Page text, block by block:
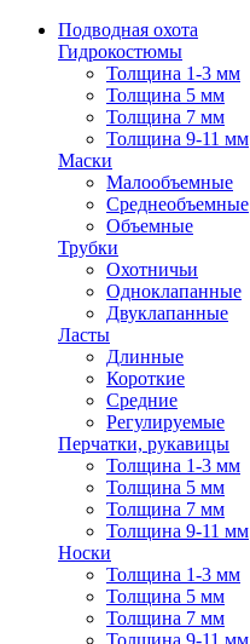
Подводная охота
Гидрокостюмы
Толщина 1-3 мм
Толщина 5 мм
Толщина 7 мм
Толщина 9-11 мм
Маски
Малообъемные
Среднеобъемные
Объемные
Трубки
Охотничьи
Одноклапанные
Двуклапанные
Ласты
Длинные
Короткие
Средние
Регулируемые
Перчатки, рукавицы
Толщина 1-3 мм
Толщина 5 мм
Толщина 7 мм
Толщина 9-11 мм
Носки
Толщина 1-3 мм
Толщина 5 мм
Толщина 7 мм
Толщина 9-11 мм